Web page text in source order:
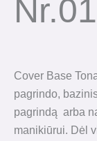
Cover Base
pagrindo,
pagrindą arba
manikiūrui. Dėl